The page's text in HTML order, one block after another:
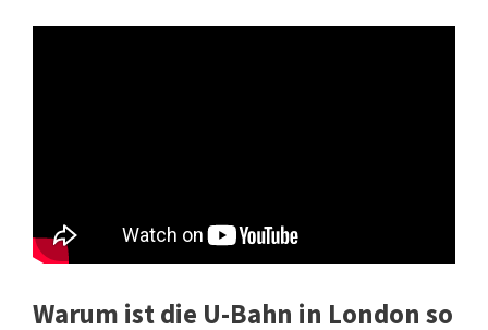
Warum ist die U-Bahn in London so